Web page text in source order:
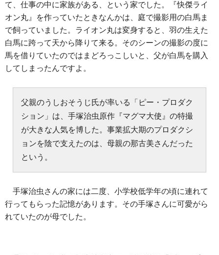
て、仕事の中に家族がある、という家でした。『快傑ライ
オン丸』を作っていたときなんかは、庭で撮影用の白馬ま
で飼っていました。ライオン丸は変身すると、羽の生えた
白馬に跨って天から降りて来る。そのシーンの撮影の度に
馬を借りていたのではまどろっこしいと、父が白馬を購入
してしまったんですよ。
父親のうしおそうじ氏が率いる「ピー・プロダク
ション」は、手塚治虫原作『マグマ大使』の特撮
が大きな人気を博した。事業拡大期のプロダクシ
ョンを陰で支えたのは、母親の那古美さんだった
という。
手塚治虫さんの家には二度、小学校低学年の頃に連れて
行ってもらった記憶があります。その手塚さんに可愛がら
れていたのが母でした。